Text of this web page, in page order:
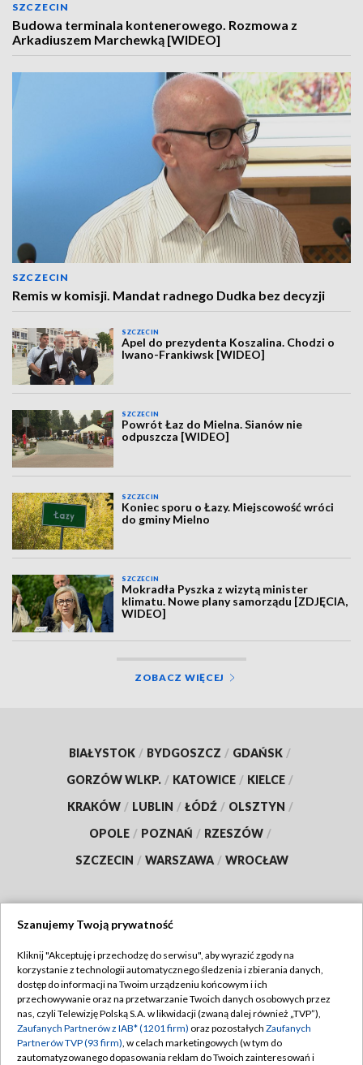
SZCZECIN
Budowa terminala kontenerowego. Rozmowa z
Arkadiuszem Marchewką [WIDEO]
SZCZECIN
Remis w komisji. Mandat radnego Dudka bez decyzji
SZCZECIN
Apel do prezydenta Koszalina. Chodzi o
Iwano-Frankiwsk [WIDEO]
SZCZECIN
Powrót Łaz do Mielna. Sianów nie
odpuszcza [WIDEO]
SZCZECIN
Koniec sporu o Łazy. Miejscowość wróci
do gminy Mielno
SZCZECIN
Mokradła Pyszka z wizytą minister
klimatu. Nowe plany samorządu [ZDJĘCIA,
WIDEO]
ZOBACZ WIĘCEJ
BIAŁYSTOK / BYDGOSZCZ / GDAŃSK /
GORZÓW WLKP. / KATOWICE / KIELCE /
KRAKÓW / LUBLIN / ŁÓDŹ / OLSZTYN /
OPOLE / POZNAŃ / RZESZÓW /
SZCZECIN / WARSZAWA / WROCŁAW
TVP
Abonament TVP
Emisja w TVP
Centrum informacji TVP
Regulamin TVP
Polityka prywatności
Moje zgody
Szanujemy Twoją prywatność
Kliknij "Akceptuję i przechodzę do serwisu", aby wyrazić zgody na
korzystanie z technologii automatycznego śledzenia i zbierania danych,
dostęp do informacji na Twoim urządzeniu końcowym i ich
przechowywanie oraz na przetwarzanie Twoich danych osobowych przez
nas, czyli Telewizję Polską S.A. w likwidacji (zwaną dalej również „TVP”),
Zaufanych Partnerów z IAB* (1201 firm) oraz pozostałych Zaufanych
Partnerów TVP (93 firm), w celach marketingowych (w tym do
zautomatyzowanego dopasowania reklam do Twoich zainteresowań i